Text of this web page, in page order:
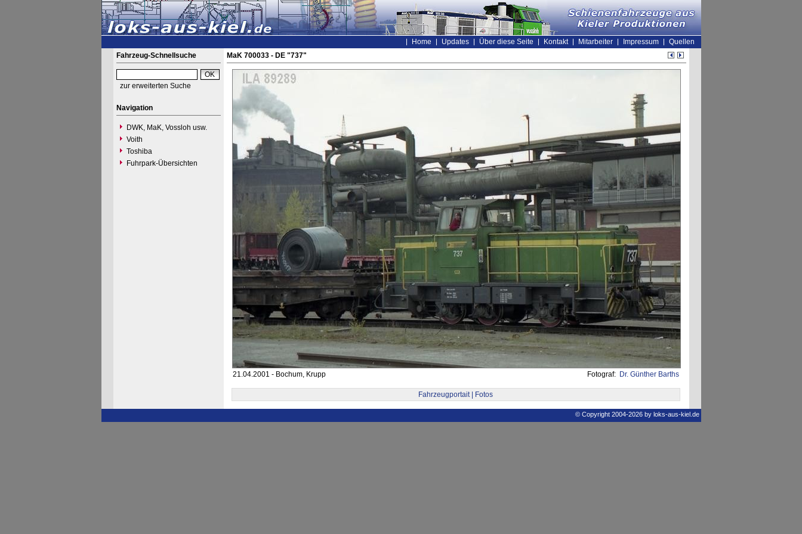
Home Updates Über diese Seite Kontakt Mitarbeiter Impressum
Quellen
Fahrzeug-Schnellsuche
zur erweiterten Suche
Navigation
DWK, MaK, Vossloh usw.
Voith
Toshiba
Fuhrpark-Übersichten
MaK 700033 - DE "737"
21.04.2001 - Bochum, Krupp Fotograf: Dr. Günther Barths
Fahrzeugportait | Fotos
© Copyright 2004-2026 by loks-aus-kiel.de